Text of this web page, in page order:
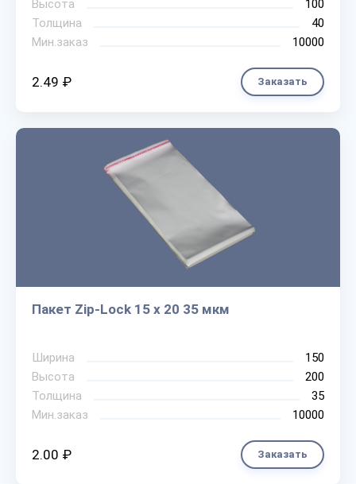
Высота
100
Толщина
40
Мин.заказ
10000
2.49 ₽ Заказать
Пакет Zip-Lock 15 х 20 35 мкм
Ширина
150
Высота
200
Толщина
35
Мин.заказ
10000
2.00 ₽ Заказать